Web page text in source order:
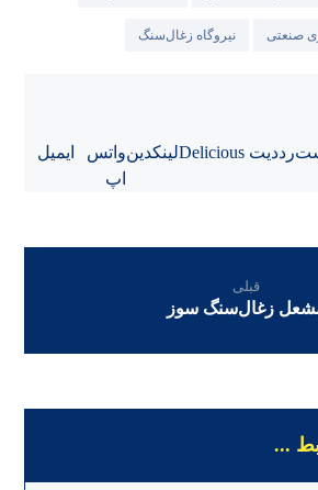
صنعتی نیروگاه زغال‌سنگ
رددیت Deliciousلینکدینواتس
اپ
ایمیل
قبلی
زغال‌سنگ سوز
...